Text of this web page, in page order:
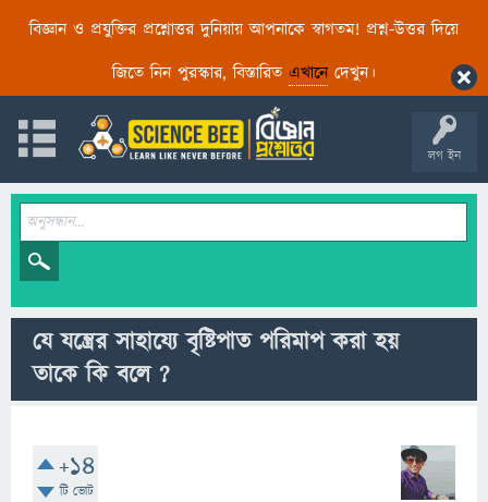
বিজ্ঞান ও প্রযুক্তির প্রশ্নোত্তর দুনিয়ায় আপনাকে স্বাগতম! প্রশ্ন-উত্তর দিয়ে
জিতে নিন পুরস্কার, বিস্তারিত এখানেদেখুন।
লগ ইন
যে যন্ত্রের সাহায্যে বৃষ্টিপাত পরিমাপ করা হয়
তাকে কি বলে ?
+14
টি ভোট